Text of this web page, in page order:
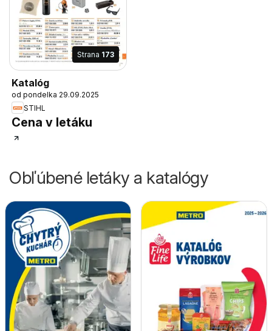
Strana 173
Katalóg
od pondelka 29.09.2025
STIHL
Cena v letáku
Obľúbené letáky a katalógy